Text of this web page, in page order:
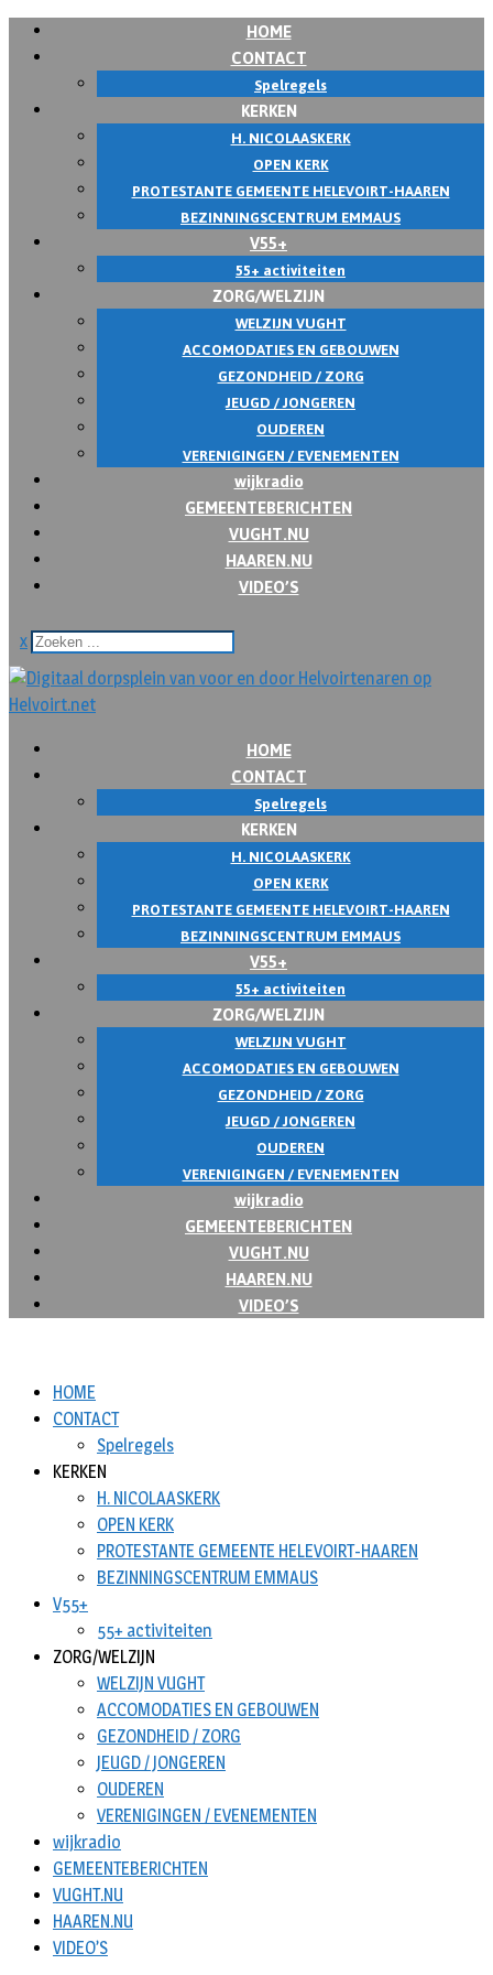
Skip
HOME
CONTACT
Spelregels
KERKEN
H. NICOLAASKERK
OPEN KERK
PROTESTANTE GEMEENTE HELEVOIRT-HAAREN
BEZINNINGSCENTRUM EMMAUS
V55+
55+ activiteiten
ZORG/WELZIJN
WELZIJN VUGHT
ACCOMODATIES EN GEBOUWEN
GEZONDHEID / ZORG
JEUGD / JONGEREN
OUDEREN
VERENIGINGEN / EVENEMENTEN
wijkradio
GEMEENTEBERICHTEN
VUGHT.NU
HAAREN.NU
VIDEO’S
x
HOME
CONTACT
Spelregels
KERKEN
H. NICOLAASKERK
OPEN KERK
PROTESTANTE GEMEENTE HELEVOIRT-HAAREN
BEZINNINGSCENTRUM EMMAUS
V55+
55+ activiteiten
ZORG/WELZIJN
WELZIJN VUGHT
ACCOMODATIES EN GEBOUWEN
GEZONDHEID / ZORG
JEUGD / JONGEREN
OUDEREN
VERENIGINGEN / EVENEMENTEN
wijkradio
GEMEENTEBERICHTEN
VUGHT.NU
HAAREN.NU
VIDEO’S
HOME
CONTACT
Spelregels
KERKEN
H. NICOLAASKERK
OPEN KERK
PROTESTANTE GEMEENTE HELEVOIRT-HAAREN
BEZINNINGSCENTRUM EMMAUS
V55+
55+ activiteiten
ZORG/WELZIJN
WELZIJN VUGHT
ACCOMODATIES EN GEBOUWEN
GEZONDHEID / ZORG
JEUGD / JONGEREN
OUDEREN
VERENIGINGEN / EVENEMENTEN
wijkradio
GEMEENTEBERICHTEN
VUGHT.NU
HAAREN.NU
VIDEO’S